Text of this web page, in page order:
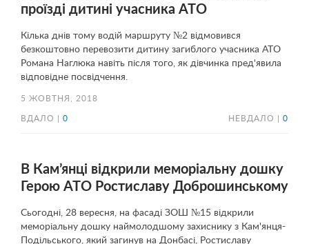
проїзді дитині учасника АТО
Кілька днів тому водій маршруту №2 відмовився
безкоштовно перевозити дитину загиблого учасника АТО
Романа Наглюка навіть після того, як дівчинка пред'явила
відповідне посвідчення.
5 ЖОВТНЯ, 2018
ВДАЛО | 0 НЕВДАЛО | 0
В Кам’янці відкрили меморіальну дошку
Герою АТО Ростиславу Доброшинському
Сьогодні, 28 вересня, на фасаді ЗОШ №15 відкрили
меморіальну дошку наймолодшому захиснику з Кам'янця-
Подільського, який загинув на Донбасі, Ростиславу